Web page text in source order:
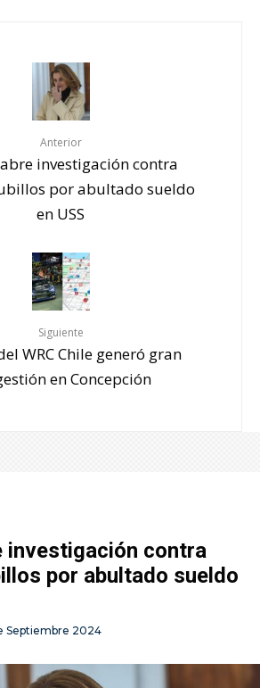
Anterior
investigación contra
por abultado sueldo
en USS
Siguiente
WRC Chile generó gran
en Concepción
investigación contra
por abultado sueldo
Septiembre 2024